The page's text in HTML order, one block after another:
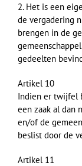
2. Het is een
de vergadering
brengen in de
gedeelten
Artikel 10
Indien er twijfel
een zaak al dan
en/of de
beslist door de
Artikel 11